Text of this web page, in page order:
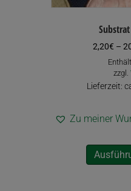
2,20€ –
zzgl.
Lieferzeit:
Zu meiner